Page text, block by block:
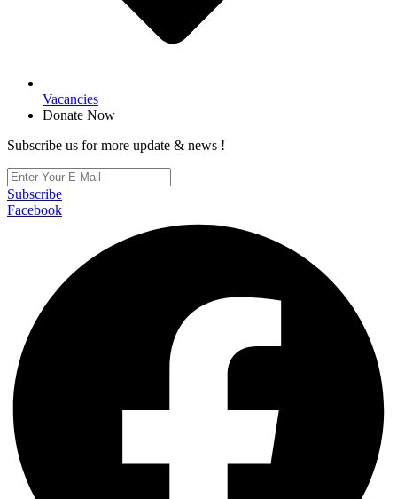
Vacancies
Donate Now
Subscribe us for more update & news !
Subscribe
Facebook